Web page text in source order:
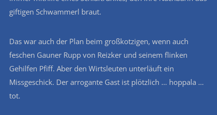
giftigen Schwammerl braut.
Das war auch der Plan beim großkotzigen, wenn auch
feschen Gauner Rupp von Reizker und seinem flinken
Gehilfen Pfiff. Aber den Wirtsleuten unterläuft ein
Missgeschick. Der arrogante Gast ist plötzlich … hoppala …
tot.